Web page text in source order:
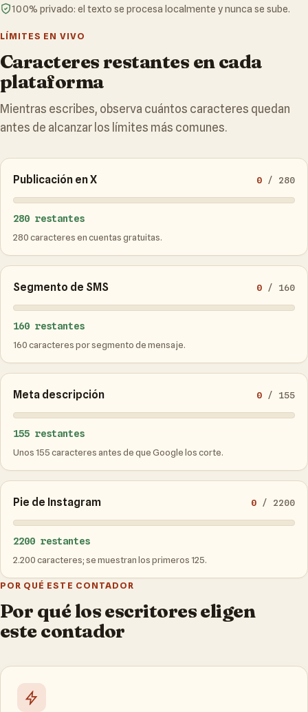
100% privado: el texto se procesa localmente y nunca se sube.
LÍMITES EN VIVO
Caracteres restantes en cada
plataforma
Mientras escribes, observa cuántos caracteres quedan
antes de alcanzar los límites más comunes.
Publicación en X 0 / 280
280 restantes
280 caracteres en cuentas gratuitas.
Segmento de SMS 0 / 160
160 restantes
160 caracteres por segmento de mensaje.
Meta descripción 0 / 155
155 restantes
Unos 155 caracteres antes de que Google los corte.
Pie de Instagram 0 / 2200
2200 restantes
2.200 caracteres; se muestran los primeros 125.
POR QUÉ ESTE CONTADOR
Por qué los escritores eligen
este contador